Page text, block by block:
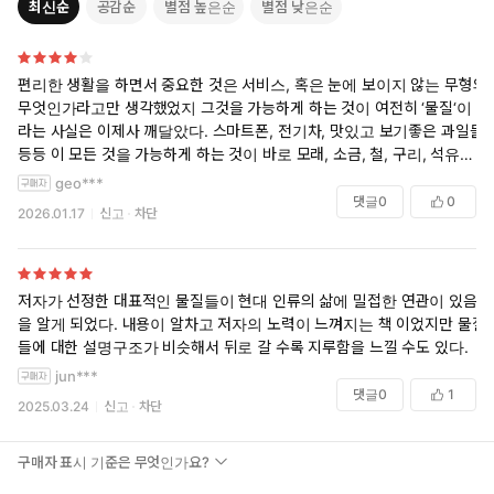
기를 통해 세상을 바꾸는 물질의 새로운 세계로 한걸음 더 다가갈
최신순 공감순 별점 높은순 별점 낮은순
편리한 생활을 하면서 중요한 것은 서비스, 혹은 눈에 보이지 않는 무형의
무엇인가라고만 생각했었지 그것을 가능하게 하는 것이 여전히 ‘물질‘이
라는 사실은 이제사 깨달았다. 스마트폰, 전기차, 맛있고 보기좋은 과일들
등등 이 모든 것을 가능하게 하는 것이 바로 모래, 소금, 철, 구리, 석유,
리튬 같은 물질이었다니.
[ 알베르트 아인슈타인Albert Einstein은 상대성 이론을 설명해달라는 기
자들의 요청에 이렇게 답했다. “그것은 이렇게 설명할 수 있습니다. 이전
에는 모두가 우주에서 물질이 사라지면 오로지 시간과 공간만 남으리라
고 믿었습니다. 그러나 상대성 이론에 따르면, 시간과 공간도 물질과 함께
사라져버립니다.” 물질 세계에 대해서도 같은 말을 할 수 있다. 물질은 문
명의 뼈대이다. 그러므로 물질이 사라진다면 우리의 정상적 생활은 붕괴
자동차를 굴러가게 해주는 연료로만 생각했던 석유에서 플라스틱, 비료,
들어낼 수 있다는 사실은 충격적이기까지 했다. 특히 오늘날 우리가 먹는
geo***
2026.01.17 신고 차단
댓글0 0
저자가 선정한 대표적인 물질들이 현대 인류의 삶에 밀접한 연관이 있음
을 알게 되었다. 내용이 알차고 저자의 노력이 느껴지는 책 이었지만 물질
들에 대한 설명구조가 비슷해서 뒤로 갈 수록 지루함을 느낄 수도 있다.
jun***
2025.03.24 신고 차단
댓글0 1
구매자 표시 기준은 무엇인가요?